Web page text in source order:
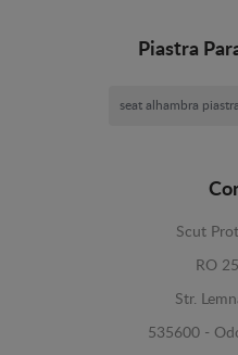
Piastra
seat alhambra
Scut
RO
Str.
535600 -